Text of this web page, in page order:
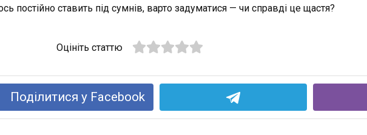
постійно ставить під сумнів, варто задуматися — чи справді це щастя?
Оцініть статтю
Поділитися у Facebook